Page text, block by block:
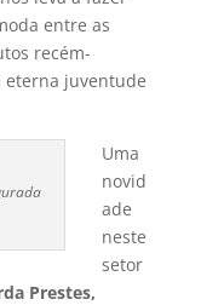
entre as
recém-
eterna juventude
Uma
novid
ade
neste
setor
Prestes,